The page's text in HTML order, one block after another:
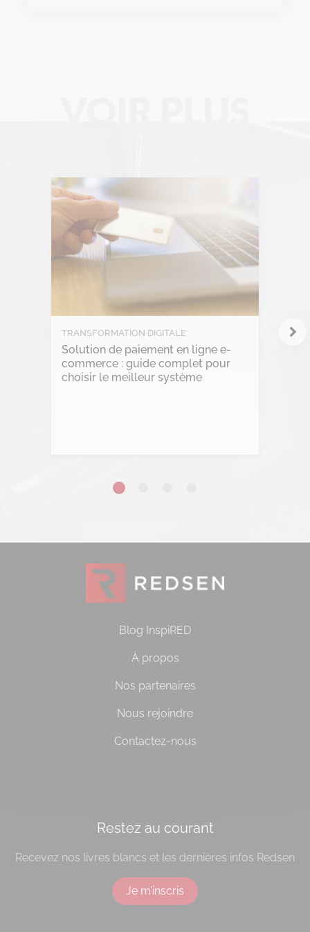
Gravity Microsoft 365
Intelligence Artificielle
Intelligence collective
Project management
RGPD
Transformation Digitale
TRANSFORMATION DIGITALE
Solution de paiement en ligne e-
commerce : guide complet pour
choisir le meilleur système
Blog InspiRED
À propos
Nos partenaires
Nous rejoindre
Contactez-nous
Restez au courant
Recevez nos livres blancs et les dernières infos Redsen
Je m’inscris